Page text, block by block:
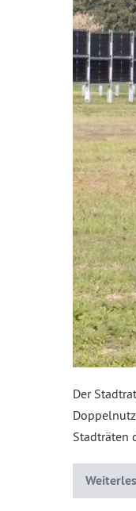
Der
Stadträten